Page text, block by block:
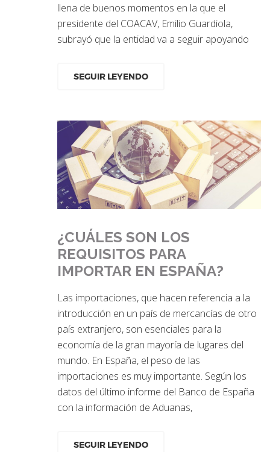
llena de buenos momentos en la que el
presidente del COACAV, Emilio Guardiola,
subrayó que la entidad va a seguir apoyando
SEGUIR LEYENDO
¿CUÁLES SON LOS
REQUISITOS PARA
IMPORTAR EN ESPAÑA?
Las importaciones, que hacen referencia a la
introducción en un país de mercancías de otro
país extranjero, son esenciales para la
economía de la gran mayoría de lugares del
mundo. En España, el peso de las
importaciones es muy importante. Según los
datos del último informe del Banco de España
con la información de Aduanas,
SEGUIR LEYENDO